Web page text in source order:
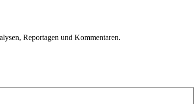
Reportagen und Kommentaren.